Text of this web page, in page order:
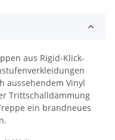
aus Rigid-Klick-
aussehendem Vinyl
Trittschalldämmung
ein brandneues